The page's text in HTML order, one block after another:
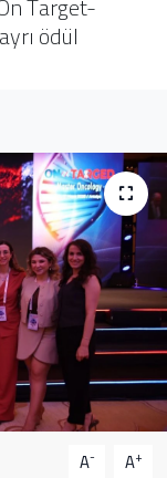
ödül
A- A+